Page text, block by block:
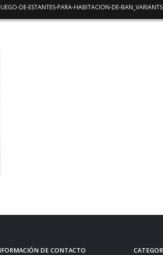
DE-ESTANTES-PARA-HABITACION-DE-
DE CONTACTO